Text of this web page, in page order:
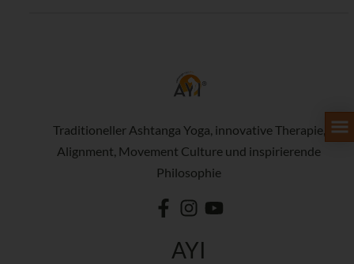
Traditioneller Ashtanga Yoga, innovative Therapie,
Alignment, Movement Culture und inspirierende
Philosophie
AYI